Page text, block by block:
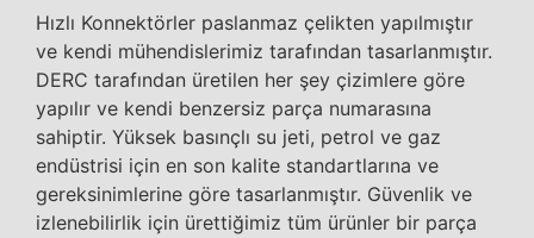
Hızlı Konnektörler paslanmaz çelikten yapılmıştır
ve kendi mühendislerimiz tarafından tasarlanmıştır.
DERC tarafından üretilen her şey çizimlere göre
yapılır ve kendi benzersiz parça numarasına
sahiptir. Yüksek basınçlı su jeti, petrol ve gaz
endüstrisi için en son kalite standartlarına ve
gereksinimlerine göre tasarlanmıştır. Güvenlik ve
izlenebilirlik için ürettiğimiz tüm ürünler bir parça